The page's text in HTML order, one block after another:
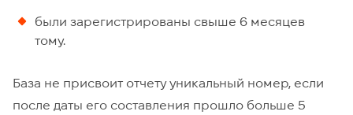
были зарегистрированы свыше 6 месяцев
тому.
База не присвоит отчету уникальный номер, если
после даты его составления прошло больше 5